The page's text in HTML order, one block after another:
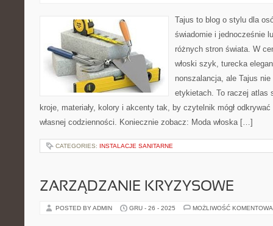
Tajus to blog o stylu dla
świadomie i jednocześnie
różnych stron świata. W
włoski szyk, turecka
nonszalancja, ale Tajus
etykietach. To raczej atlas
kroje, materiały, kolory i akcenty tak, by czytelnik mógł
własnej codzienności. Koniecznie zobacz: Moda włoska […]
CATEGORIES: INSTALACJE SANITARNE
ZARZĄDZANIE KRYZYSOWE
POSTED BY ADMIN GRU - 26 - 2025 MOŻLIWOŚĆ